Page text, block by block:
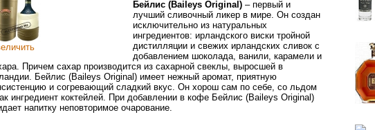
Бейлис (Baileys Original) – первый и
лучший сливочный ликер в мире. Он создан
исключительно из натуральных
ингредиентов: ирландского виски тройной
дистилляции и свежих ирландских сливок с
добавлением шоколада, ванили, карамели и
Причем сахар производится из сахарной свеклы, выросшей в
Бейлис (Baileys Original) имеет нежный аромат, приятную
и согревающий сладкий вкус. Он хорош сам по себе, со льдом
ингредиент коктейлей. При добавлении в кофе Бейлис (Baileys Original)
напитку неповторимое очарование.